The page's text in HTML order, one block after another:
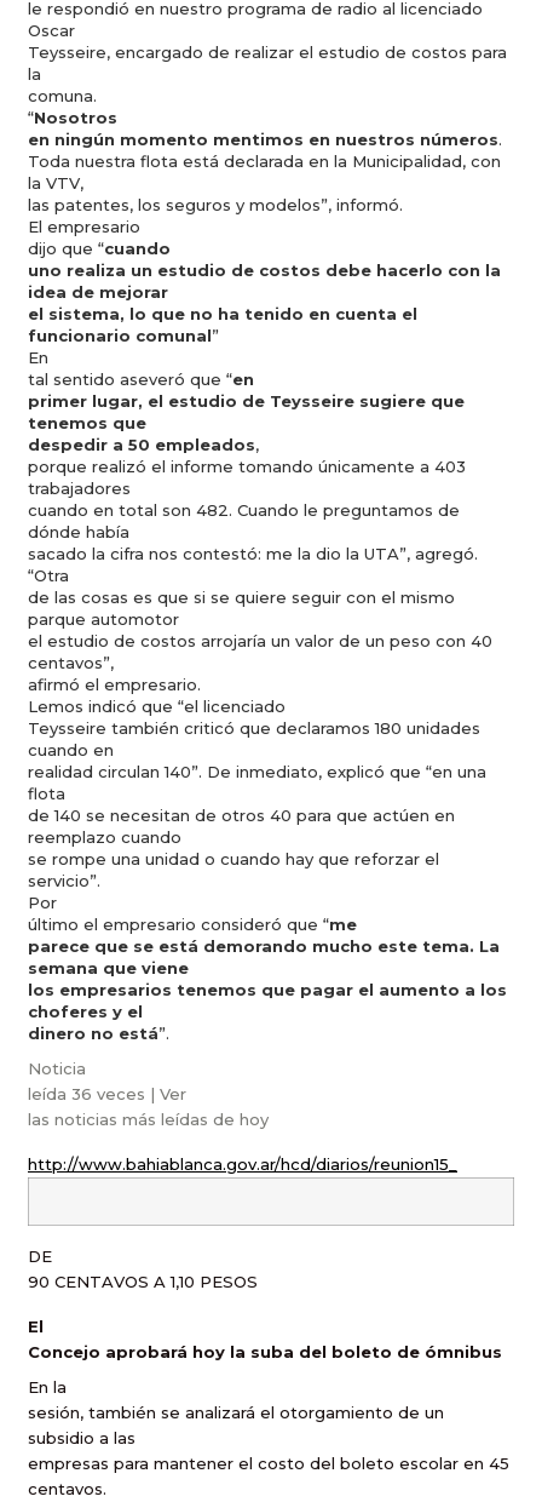
le respondió en nuestro programa de radio al licenciado
Oscar
Teysseire, encargado de realizar el estudio de costos para
la
comuna.
“Nosotros
en ningún momento mentimos en nuestros números.
Toda nuestra flota está declarada en la Municipalidad, con
la VTV,
las patentes, los seguros y modelos”, informó.
El empresario
dijo que “cuando
uno realiza un estudio de costos debe hacerlo con la
idea de mejorar
el sistema, lo que no ha tenido en cuenta el
funcionario comunal”
En
tal sentido aseveró que “en
primer lugar, el estudio de Teysseire sugiere que
tenemos que
despedir a 50 empleados,
porque realizó el informe tomando únicamente a 403
trabajadores
cuando en total son 482. Cuando le preguntamos de
dónde había
sacado la cifra nos contestó: me la dio la UTA”, agregó.
“Otra
de las cosas es que si se quiere seguir con el mismo
parque automotor
el estudio de costos arrojaría un valor de un peso con 40
centavos”,
afirmó el empresario.
Lemos indicó que “el licenciado
Teysseire también criticó que declaramos 180 unidades
cuando en
realidad circulan 140”. De inmediato, explicó que “en una
flota
de 140 se necesitan de otros 40 para que actúen en
reemplazo cuando
se rompe una unidad o cuando hay que reforzar el
servicio”.
Por
último el empresario consideró que “me
parece que se está demorando mucho este tema. La
semana que viene
los empresarios tenemos que pagar el aumento a los
choferes y el
dinero no está”.
Noticia
leída 36 veces | Ver
las noticias más leídas de hoy
http://www.bahiablanca.gov.ar/hcd/diarios/reunion15_
DE
90 CENTAVOS A 1,10 PESOS
El
Concejo aprobará hoy la suba del boleto de ómnibus
En la
sesión, también se analizará el otorgamiento de un
subsidio a las
empresas para mantener el costo del boleto escolar en 45
centavos.